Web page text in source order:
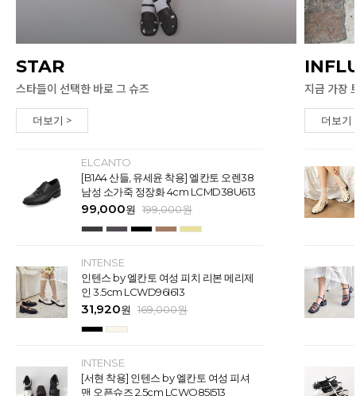
STAR
스타들이 선택한 바로 그 슈즈
더보기 >
ELCANTO
[B1A4 산들, 유세윤 착용] 엘칸토 오렌38
남성 소가죽 정장화 4cm LCMD38U613
99,000원 199,000원
INTENSE
인텐스 by 엘칸토 여성 피치 리본 메리제
인 3.5cm LCWD96I613
31,920원 169,000원
INTENSE
[서현 착용] 인텐스 by 엘칸토 여성 피셔
맨 오픈슈즈 2.5cm LCWO85I513
지금 가장
더보기